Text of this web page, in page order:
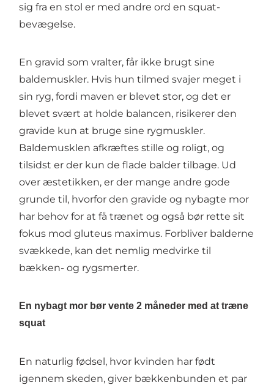
sig fra en stol er med andre ord en squat-
bevægelse.
En gravid som vralter, får ikke brugt sine
baldemuskler. Hvis hun tilmed svajer meget i
sin ryg, fordi maven er blevet stor, og det er
blevet svært at holde balancen, risikerer den
gravide kun at bruge sine rygmuskler.
Baldemusklen afkræftes stille og roligt, og
tilsidst er der kun de flade balder tilbage. Ud
over æstetikken, er der mange andre gode
grunde til, hvorfor den gravide og nybagte mor
har behov for at få trænet og også bør rette sit
fokus mod gluteus maximus. Forbliver balderne
svækkede, kan det nemlig medvirke til
bækken- og rygsmerter.
En nybagt mor bør vente 2 måneder med at træne
squat
En naturlig fødsel, hvor kvinden har født
igennem skeden, giver bækkenbunden et par